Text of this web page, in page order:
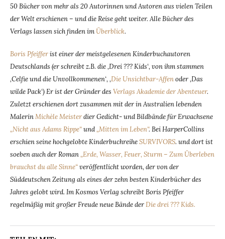
50 Bücher von mehr als 20 Autorinnen und Autoren aus vielen Teilen
der Welt erschienen – und die Reise geht weiter. Alle Bücher des
Verlags lassen sich finden imÜberblick.
Boris Pfeifferist einer der meistgelesenen Kinderbuchautoren
Deutschlands (er schreibt z.B. die ‚Drei ??? Kids‘, von ihm stammen
‚Celfie und die Unvollkommenen‘, ‚Die Unsichtbar-Affenoder ‚Das
wilde Pack‘) Er ist der Gründer des Verlags Akademie der Abenteuer.
Zuletzt erschienen dort zusammen mit der in Australien lebenden
MalerinMichèle Meisterdier Gedicht- und Bildbände für Erwachsene
„Nicht aus Adams Rippe“und„Mitten im Leben“. Bei HarperCollins
erschien seine hochgelobte KinderbuchreiheSURVIVORS. und dort ist
soeben auch der Roman„Erde, Wasser, Feuer, Sturm – Zum Überleben
brauchst du alle Sinne“veröffentlicht worden, der von der
Süddeutschen Zeitung als eines der zehn besten Kinderbücher des
Jahres gelobt wird. Im Kosmos Verlag schreibt Boris Pfeiffer
regelmäßig mit großer Freude neue Bände derDie drei ??? Kids.